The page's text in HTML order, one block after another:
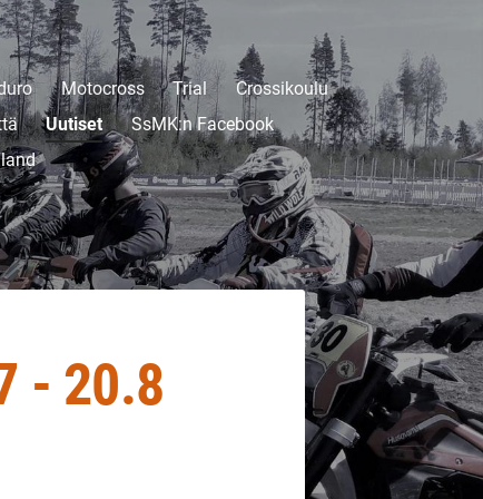
Motocross Trial
Crossikoulu
Uutiset
SsMK:n Facebook
- 20.8